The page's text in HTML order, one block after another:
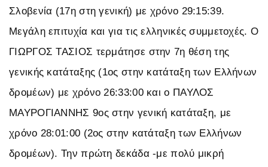
Σλοβενία (17η στη γενική) με χρόνο 29:15:39.
Μεγάλη επιτυχία και για τις ελληνικές συμμετοχές. Ο
ΓΙΩΡΓΟΣ ΤΑΣΙΟΣ τερμάτησε στην 7η θέση της
γενικής κατάταξης (1ος στην κατάταξη των Ελλήνων
δρομέων) με χρόνο 26:33:00 και ο ΠΑΥΛΟΣ
ΜΑΥΡΟΓΙΑΝΝΗΣ 9ος στην γενική κατάταξη, με
χρόνο 28:01:00 (2ος στην κατάταξη των Ελλήνων
δρομέων). Την πρώτη δεκάδα -με πολύ μικρή